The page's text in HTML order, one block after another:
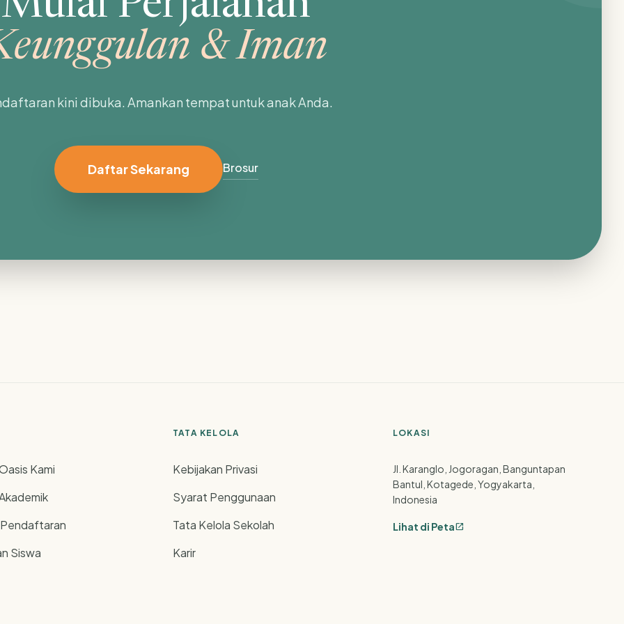
& Iman
kini dibuka. Amankan tempat untuk anak Anda.
Daftar Sekarang Brosur
Kami
Siswa
TATA KELOLA
Kebijakan Privasi
Syarat Penggunaan
Tata Kelola Sekolah
Karir
LOKASI
Jl. Karanglo, Jogoragan, Banguntapan
Bantul, Kotagede, Yogyakarta,
Indonesia
Lihat di Petaopen_in_new